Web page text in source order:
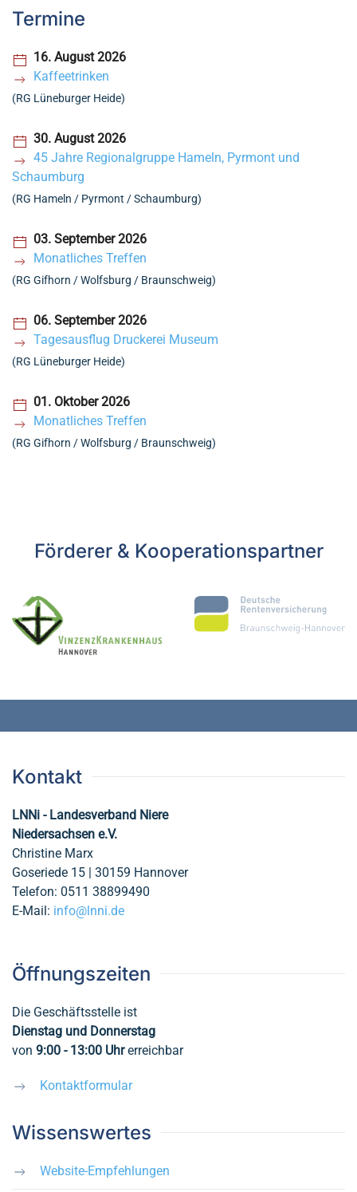
Termine
16. August 2026
Kaffeetrinken
(RG Lüneburger Heide)
30. August 2026
45 Jahre Regionalgruppe Hameln, Pyrmont und
Schaumburg
(RG Hameln / Pyrmont / Schaumburg)
03. September 2026
Monatliches Treffen
(RG Gifhorn / Wolfsburg / Braunschweig)
06. September 2026
Tagesausflug Druckerei Museum
(RG Lüneburger Heide)
01. Oktober 2026
Monatliches Treffen
(RG Gifhorn / Wolfsburg / Braunschweig)
Förderer & Kooperationspartner
Kontakt
LNNi - Landesverband Niere
Niedersachsen e.V.
Christine Marx
Goseriede 15 | 30159 Hannover
Telefon: 0511 38899490
E-Mail: info@lnni.de
Öffnungszeiten
Die Geschäftsstelle ist
Dienstag und Donnerstag
von 9:00 - 13:00 Uhrerreichbar
Kontaktformular
Wissenswertes
Website-Empfehlungen